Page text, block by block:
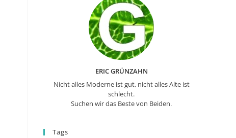
ERIC GRÜNZAHN
Nicht alles Moderne ist gut, nicht alles Alte ist
schlecht.
Suchen wir das Beste von Beiden.
Tags